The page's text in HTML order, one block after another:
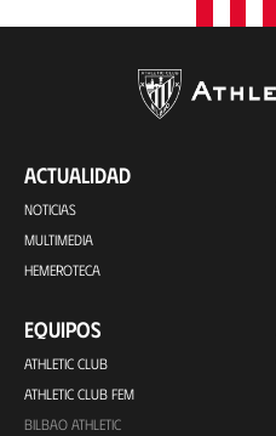
ACTUALIDAD
NOTICIAS
MULTIMEDIA
HEMEROTECA
EQUIPOS
ATHLETIC CLUB
ATHLETIC CLUB FEM
BILBAO ATHLETIC